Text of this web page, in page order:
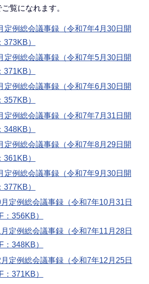
覧になれます。
定例総会議事録（令和7年4月30日開
）
定例総会議事録（令和7年5月30日開
）
定例総会議事録（令和7年6月30日開
）
定例総会議事録（令和7年7月31日開
）
定例総会議事録（令和7年8月29日開
）
定例総会議事録（令和7年9月30日開
）
定例総会議事録（令和7年10月31日
356KB）
定例総会議事録（令和7年11月28日
348KB）
定例総会議事録（令和7年12月25日
371KB）